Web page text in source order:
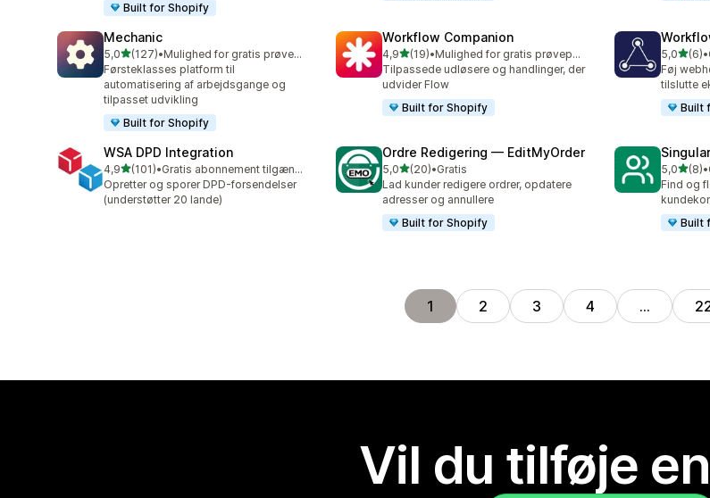
Built for Shopify
Mechanic
5,0ud af 5 stjerner
(127)
127 anmeldelser i alt
•
Mulighed for gratis prøveperiode
Førsteklasses platform til
automatisering af arbejdsgange og
tilpasset udvikling
Built for Shopify
Workflow Companion
4,9ud af 5 stjerner
(19)
19 anmeldelser i alt
•
Mulighed for gratis prøveperiode
Tilpassede udløsere og handlinger, der
udvider Flow
Built for Shopify
5,0ud af
(6)
6 •
Føj
tilslutte
Built
WSA DPD Integration
4,9ud af 5 stjerner
(101)
101 anmeldelser i alt
•
Gratis abonnement tilgængeligt
Opretter og sporer DPD-forsendelser
(understøtter 20 lande)
Ordre Redigering — EditMyOrder
5,0ud af 5 stjerner
(20)
20 anmeldelser i alt
•Gratis
Lad kunder redigere ordrer, opdatere
adresser og annullere
Built for Shopify
5,0ud af
(8)
8 •
Find og
Built
1 2 3 4 …
Vil du tilføje